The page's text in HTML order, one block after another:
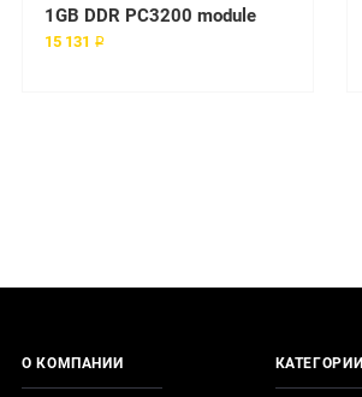
1GB DDR PC3200 module
15 131 ₽
О КОМПАНИИ КАТЕГОРИИ